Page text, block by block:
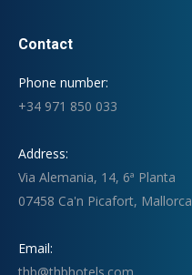
Contact
Phone number:
+34 971 850 033
Address:
Via Alemania, 14, 6ª Planta
07458 Ca'n Picafort, Mallorca
Email: